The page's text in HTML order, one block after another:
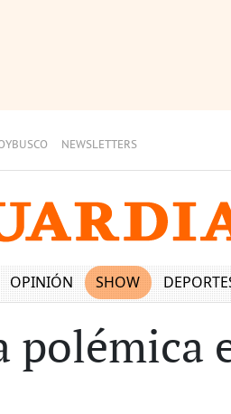
NEWSLETTERS
OPINIÓN SHOW
polémica